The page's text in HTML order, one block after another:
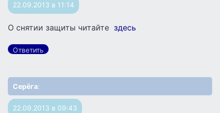
22.09.2013 в 11:14
О снятии защиты читайте здесь
Ответить
Серёга:
22.09.2013 в 09:43